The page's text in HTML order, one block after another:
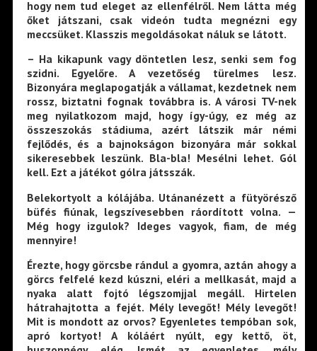
hogy nem tud eleget az ellenfélről. Nem látta még
őket játszani, csak videón tudta megnézni egy
meccsüket. Klasszis megoldásokat náluk se látott.
– Ha kikapunk vagy döntetlen lesz, senki sem fog
szidni. Egyelőre. A vezetőség türelmes lesz.
Bizonyára meglapogatják a vállamat, kezdetnek nem
rossz, biztatni fognak továbbra is. A városi TV-nek
meg nyilatkozom majd, hogy így-úgy, ez még az
összeszokás stádiuma, azért látszik már némi
fejlődés, és a bajnokságon bizonyára már sokkal
sikeresebbek leszünk. Bla-bla! Mesélni lehet. Gól
kell. Ezt a játékot gólra játsszák.
Belekortyolt a kólájába. Utánanézett a fütyörésző
büfés fiúnak, legszívesebben ráordított volna. —
Még hogy izgulok? Ideges vagyok, fiam, de még
mennyire!
Érezte, hogy görcsbe rándul a gyomra, aztán ahogy a
görcs felfelé kezd kúszni, eléri a mellkasát, majd a
nyaka alatt fojtó légszomjjal megáll. Hirtelen
hátrahajtotta a fejét. Mély levegőt! Mély levegőt!
Mit is mondott az orvos? Egyenletes tempóban sok,
apró kortyot! A kóláért nyúlt, egy kettő, öt,